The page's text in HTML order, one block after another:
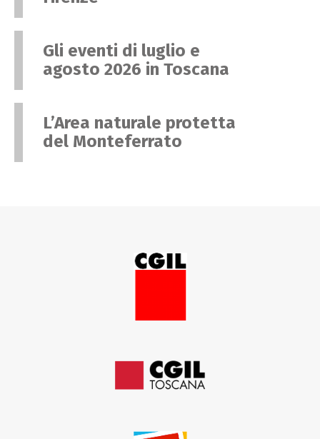
Gli eventi di luglio e
agosto 2026 in Toscana
L’Area naturale protetta
del Monteferrato